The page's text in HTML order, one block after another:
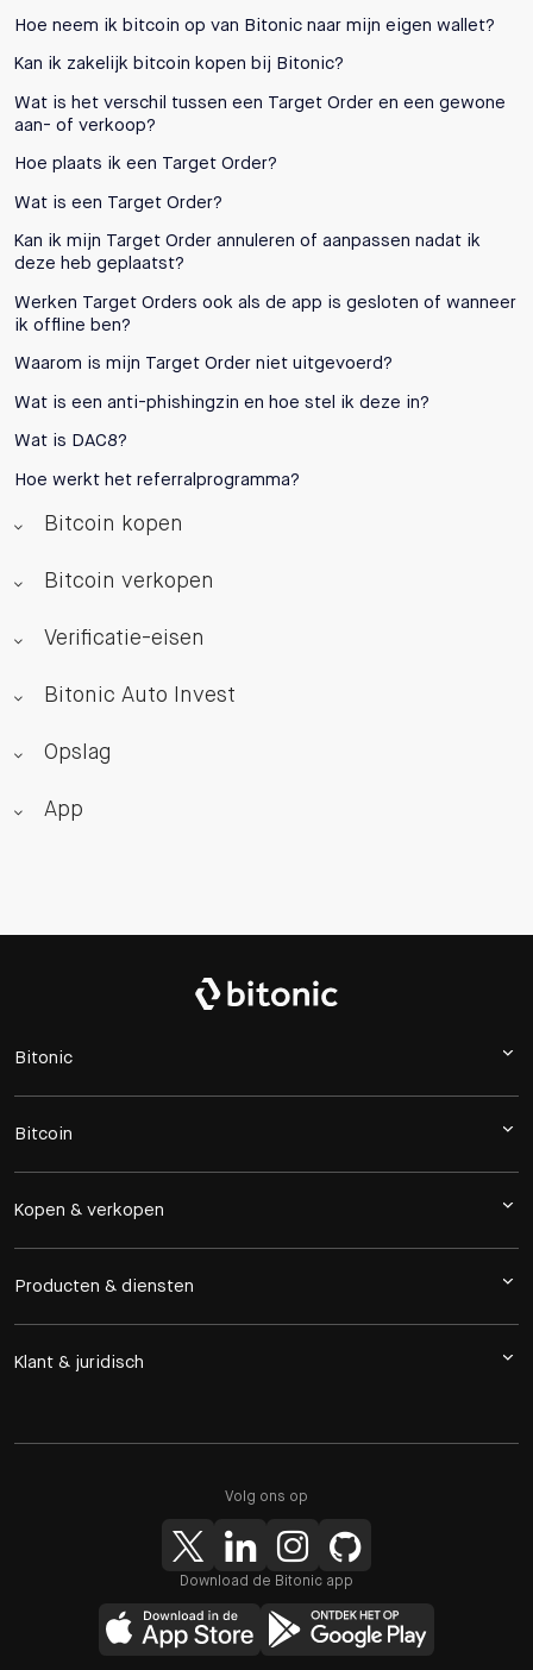
Hoe neem ik bitcoin op van Bitonic naar mijn eigen wallet?
Kan ik zakelijk bitcoin kopen bij Bitonic?
Wat is het verschil tussen een Target Order en een gewone
aan- of verkoop?
Hoe plaats ik een Target Order?
Wat is een Target Order?
Kan ik mijn Target Order annuleren of aanpassen nadat ik
deze heb geplaatst?
Werken Target Orders ook als de app is gesloten of wanneer
ik offline ben?
Waarom is mijn Target Order niet uitgevoerd?
Wat is een anti-phishingzin en hoe stel ik deze in?
Wat is DAC8?
Hoe werkt het referralprogramma?
Bitcoin kopen
Bitcoin verkopen
Verificatie-eisen
Bitonic Auto Invest
Opslag
App
Bitonic
Bitcoin
Kopen & verkopen
Producten & diensten
Klant & juridisch
Volg ons op
Download de Bitonic app